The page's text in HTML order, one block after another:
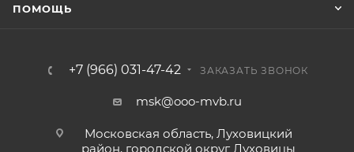
ПОМОЩЬ
+7 (966) 031-47-42 ЗАКАЗАТЬ ЗВОНОК
msk@ooo-mvb.ru
Московская область, Луховицкий
район, городской округ Луховицы